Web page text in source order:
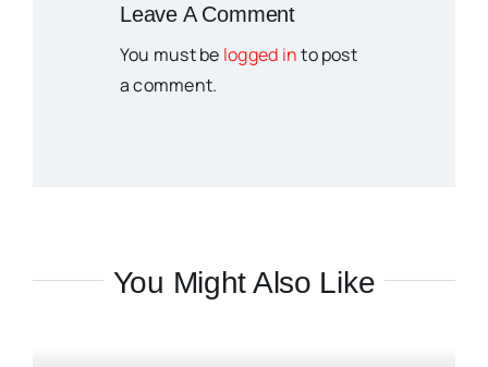
Leave A Comment
You must be logged into post
a comment.
You Might Also Like